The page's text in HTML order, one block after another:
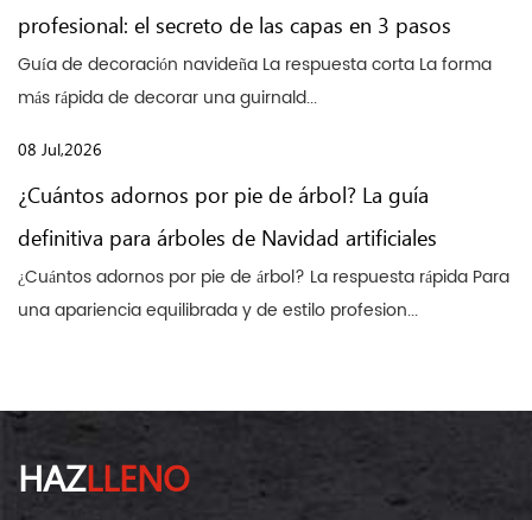
profesional: el secreto de las capas en 3 pasos
Guía de decoración navideña La respuesta corta La forma
más rápida de decorar una guirnald...
08 Jul,2026
¿Cuántos adornos por pie de árbol? La guía
definitiva para árboles de Navidad artificiales
¿Cuántos adornos por pie de árbol? La respuesta rápida Para
una apariencia equilibrada y de estilo profesion...
HAZLLENO